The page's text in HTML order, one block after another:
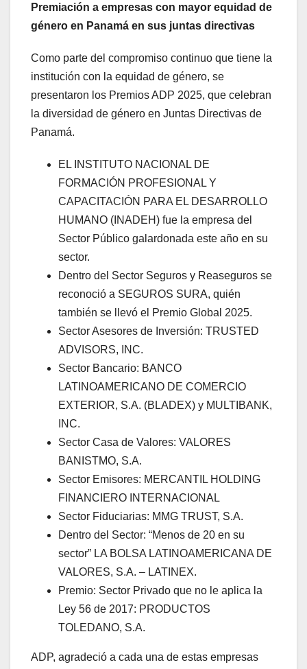
Premiación a empresas con mayor equidad de
género en Panamá en sus juntas directivas
Como parte del compromiso continuo que tiene la
institución con la equidad de género, se
presentaron los Premios ADP 2025, que celebran
la diversidad de género en Juntas Directivas de
Panamá.
EL INSTITUTO NACIONAL DE
FORMACIÓN PROFESIONAL Y
CAPACITACIÓN PARA EL DESARROLLO
HUMANO (INADEH) fue la empresa del
Sector Público galardonada este año en su
sector.
Dentro del Sector Seguros y Reaseguros se
reconoció a SEGUROS SURA, quién
también se llevó el Premio Global 2025.
Sector Asesores de Inversión: TRUSTED
ADVISORS, INC.
Sector Bancario: BANCO
LATINOAMERICANO DE COMERCIO
EXTERIOR, S.A. (BLADEX) y MULTIBANK,
INC.
Sector Casa de Valores: VALORES
BANISTMO, S.A.
Sector Emisores: MERCANTIL HOLDING
FINANCIERO INTERNACIONAL
Sector Fiduciarias: MMG TRUST, S.A.
Dentro del Sector: “Menos de 20 en su
sector” LA BOLSA LATINOAMERICANA DE
VALORES, S.A. – LATINEX.
Premio: Sector Privado que no le aplica la
Ley 56 de 2017: PRODUCTOS
TOLEDANO, S.A.
ADP, agradeció a cada una de estas empresas